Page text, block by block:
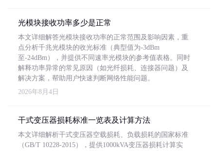
光模块接收功率多少是正常
本文详细解答光模块接收功率的正常范围及影响因素，重
点分析千兆光模块的收光标准（典型值为-3dBm
至-24dBm），并提供不同速率光模块的参考值表格。同时
解释功率异常的常见原因（如光纤损耗、连接器问题）及
解决方案，帮助用户快速判断网络性能问题。
2026年8月4日
干式变压器损耗标准一览表及计算方法
本文详细解析干式变压器空载损耗、负载损耗的国家标准
（GB/T 10228-2015），提供1000kVA变压器损耗计算实